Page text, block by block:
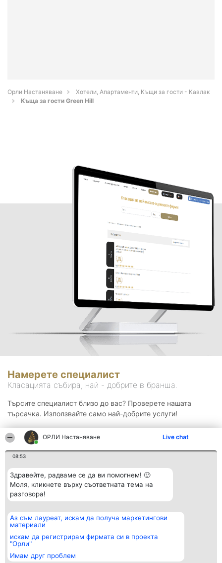
ОРЛИ Настаняване Live chat
08:53
Здравейте, радваме се да ви помогнем! 🙂
Моля, кликнете върху съответната тема на
разговора!
Аз съм лауреат, искам да получа маркетингови
материали
искам да регистрирам фирмата си в проекта
"Орли"
Имам друг проблем
Орли Настаняване
Хотели, Апартаменти, Къщи за гости - Кавлак
Къща за гости Green Hill
Намерете специалист
Класацията събира, най - добрите в бранша.
Търсите специалист близо до вас? Проверете нашата
търсачка. Използвайте само най-добрите услуги!
Организатор на
класиране
BulevardulAleea Timișul De
Sus Nr. 2, Bl. A30, Sc. A, Et.
4, Ap. 13
Класация
всички
Контакти